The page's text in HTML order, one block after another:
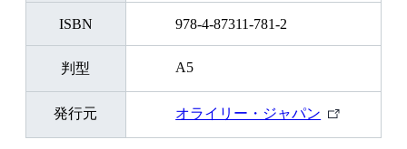
ISBN 978-4-87311-781-2
判型 A5
発行元 オライリー・ジャパン
外